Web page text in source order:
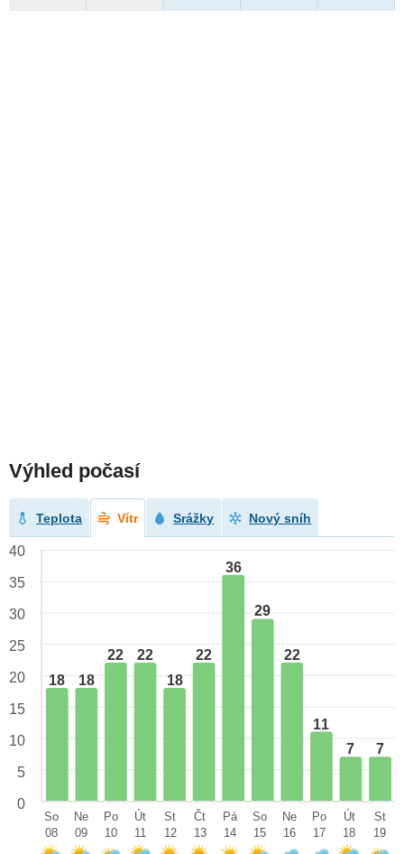
Výhled počasí
Teplota Vítr Srážky Nový sníh
18 18
22
22
18
22
36
29
22
11
7
7
40
35
30
25
20
15
10
5
0
So
08
Ne
09
Po
10
Út
11
St
12
Čt
13
Pá
14
So
15
Ne
16
Po
17
Út
18
St
19